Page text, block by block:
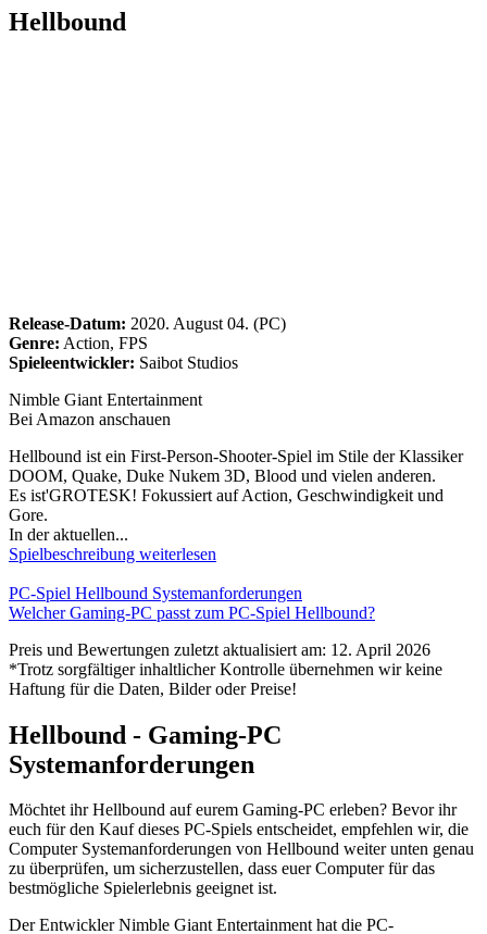
Hellbound
Release-Datum: 2020. August 04. (PC)
Genre: Action, FPS
Spieleentwickler: Saibot Studios
Nimble Giant Entertainment
Bei Amazon anschauen
Hellbound ist ein First-Person-Shooter-Spiel im Stile der Klassiker
DOOM, Quake, Duke Nukem 3D, Blood und vielen anderen.
Es ist'GROTESK! Fokussiert auf Action, Geschwindigkeit und
Gore.
In der aktuellen...
Spielbeschreibung weiterlesen
PC-Spiel Hellbound Systemanforderungen
Welcher Gaming-PC passt zum PC-Spiel Hellbound?
Preis und Bewertungen zuletzt aktualisiert am: 12. April 2026
*Trotz sorgfältiger inhaltlicher Kontrolle übernehmen wir keine
Haftung für die Daten, Bilder oder Preise!
Hellbound - Gaming-PC
Systemanforderungen
Möchtet ihr Hellbound auf eurem Gaming-PC erleben? Bevor ihr
euch für den Kauf dieses PC-Spiels entscheidet, empfehlen wir, die
Computer Systemanforderungen von Hellbound weiter unten genau
zu überprüfen, um sicherzustellen, dass euer Computer für das
bestmögliche Spielerlebnis geeignet ist.
Der Entwickler Nimble Giant Entertainment hat die PC-